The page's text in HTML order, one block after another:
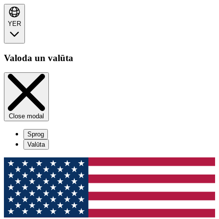
YER
Valoda un valūta
Close modal
Sprog
Valūta